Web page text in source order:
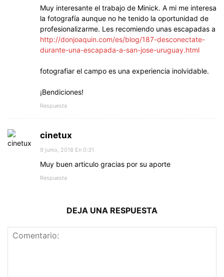
Muy interesante el trabajo de Minick. A mi me interesa
la fotografía aunque no he tenido la oportunidad de
profesionalizarme. Les recomiendo unas escapadas a
http://donjoaquin.com/es/blog/187-desconectate-
durante-una-escapada-a-san-jose-uruguay.html
fotografiar el campo es una experiencia inolvidable.
¡Bendiciones!
Respuesta
cinetux
9 junio, 2018 En 0:31
Muy buen articulo gracias por su aporte
Respuesta
DEJA UNA RESPUESTA